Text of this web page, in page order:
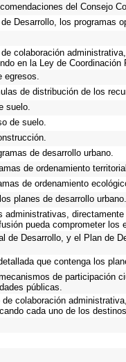
del Consejo
Desarrollo, los programas
colaboración
en la Ley de Coordinación
egresos.
de distribución de los
suelo.
de suelo.
de desarrollo urbano.
de ordenamiento
de ordenamiento
planes de desarrollo urbano.
pueda comprometer
de Desarrollo, y el Plan de
que contenga los
de participación
públicas.
colaboración
cada uno de los